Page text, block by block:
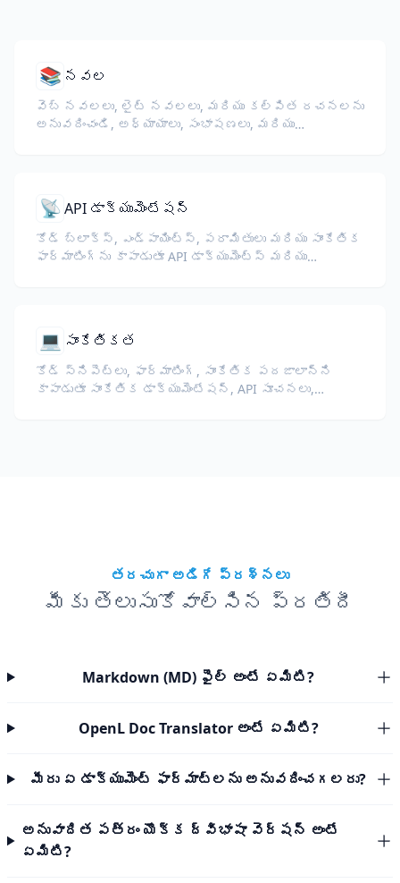
📚 నవల
వెబ్ నవలలు, లైట్ నవలలు, మరియు కల్పిత రచనలను
అనువదించండి, అధ్యాయాలు, సంభాషణలు, మరియు
📡 API డాక్యుమెంటేషన్
కోడ్ బ్లాక్స్, ఎండ్పాయింట్స్, పరామితులు మరియు సాంకేతిక
ఫార్మాటింగ్‌ను కాపాడుతూ API డాక్యుమెంట్స్ మరియు
💻 సాంకేతికత
కోడ్ స్నిపెట్లు, ఫార్మాటింగ్, సాంకేతిక పదజాలాన్ని
కాపాడుతూ సాంకేతిక డాక్యుమెంటేషన్, API సూచనలు,
తరచుగా అడిగే ప్రశ్నలు
మీకు తెలుసుకోవాల్సిన ప్రతిదీ
Markdown (MD) ఫైల్ అంటే ఏమిటి?
OpenL Doc Translator అంటే ఏమిటి?
మీరు ఏ డాక్యుమెంట్ ఫార్మాట్‌లను అనువదించగలరు?
అనువాదిత పత్రం యొక్క ద్విభాషా వెర్షన్ అంటే
ఏమిటి?